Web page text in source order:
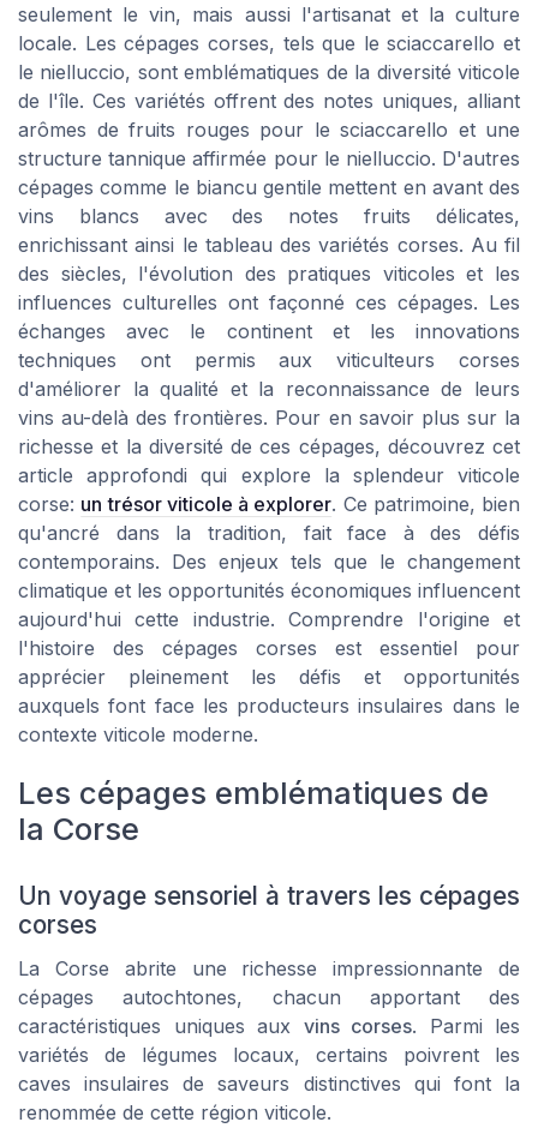
seulement le vin, mais aussi l'artisanat et la culture
locale. Les cépages corses, tels que le sciaccarello et
le nielluccio, sont emblématiques de la diversité viticole
de l'île. Ces variétés offrent des notes uniques, alliant
arômes de fruits rouges pour le sciaccarello et une
structure tannique affirmée pour le nielluccio. D'autres
cépages comme le biancu gentile mettent en avant des
vins blancs avec des notes fruits délicates,
enrichissant ainsi le tableau des variétés corses. Au fil
des siècles, l'évolution des pratiques viticoles et les
influences culturelles ont façonné ces cépages. Les
échanges avec le continent et les innovations
techniques ont permis aux viticulteurs corses
d'améliorer la qualité et la reconnaissance de leurs
vins au-delà des frontières. Pour en savoir plus sur la
richesse et la diversité de ces cépages, découvrez cet
article approfondi qui explore la splendeur viticole
corse: un trésor viticole à explorer. Ce patrimoine, bien
qu'ancré dans la tradition, fait face à des défis
contemporains. Des enjeux tels que le changement
climatique et les opportunités économiques influencent
aujourd'hui cette industrie. Comprendre l'origine et
l'histoire des cépages corses est essentiel pour
apprécier pleinement les défis et opportunités
auxquels font face les producteurs insulaires dans le
contexte viticole moderne.
Les cépages emblématiques de
la Corse
Un voyage sensoriel à travers les cépages
corses
La Corse abrite une richesse impressionnante de
cépages autochtones, chacun apportant des
caractéristiques uniques aux vins corses. Parmi les
variétés de légumes locaux, certains poivrent les
caves insulaires de saveurs distinctives qui font la
renommée de cette région viticole.